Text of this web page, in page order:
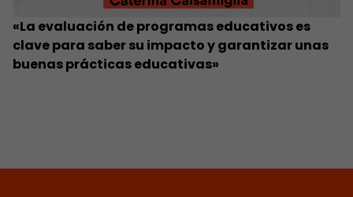
«La evaluación de programas educativos es
clave para saber su impacto y garantizar unas
buenas prácticas educativas»